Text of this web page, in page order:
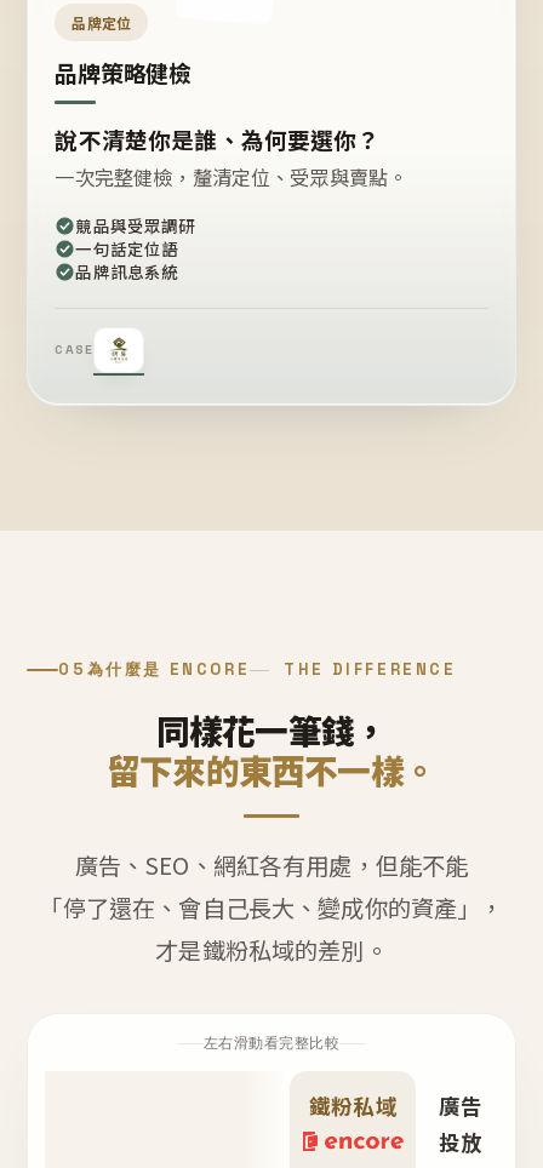
品牌定位
品牌策略健檢
說不清楚你是誰、為何要選你？
一次完整健檢，釐清定位、受眾與賣點。
競品與受眾調研
一句話定位語
品牌訊息系統
CASE
05 為什麼是 ENCORE THE DIFFERENCE
同樣花一筆錢，
留下來的東西不一樣。
廣告、SEO、網紅各有用處，但能不能
「停了還在、會自己長大、變成你的資產」，
才是鐵粉私域的差別。
左右滑動看完整比較
鐵粉私域
廣告
投放